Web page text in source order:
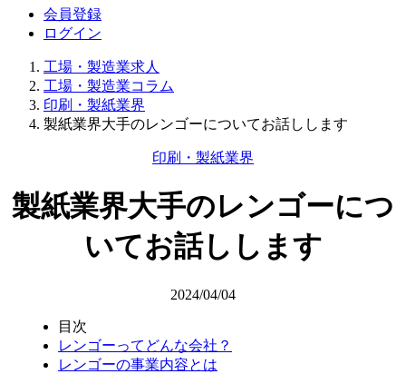
会員登録
ログイン
工場・製造業求人
工場・製造業コラム
印刷・製紙業界
製紙業界大手のレンゴーについてお話しします
印刷・製紙業界
製紙業界大手のレンゴーにつ
いてお話しします
2024/04/04
目次
レンゴーってどんな会社？
レンゴーの事業内容とは